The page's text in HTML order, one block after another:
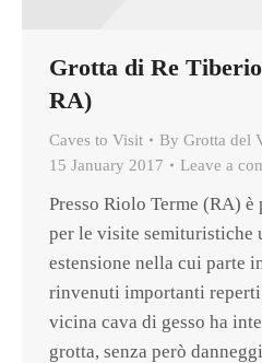
Grotta di Re
RA)
Caves to Visit By Grotta del
15 January 2017
Leave a
Presso Riolo Terme (RA)
per le visite semituristiche
estensione nella cui parte
rinvenuti importanti
vicina cava di gesso ha
grotta, senza però